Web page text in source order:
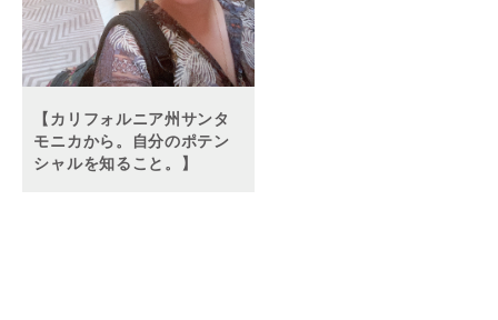
【カリフォルニア州サンタ
モニカから。自分のポテン
シャルを知ること。】